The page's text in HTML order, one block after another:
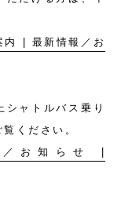
内 | 最新情報／お
シャトルバス乗り
ください。
お知らせ |